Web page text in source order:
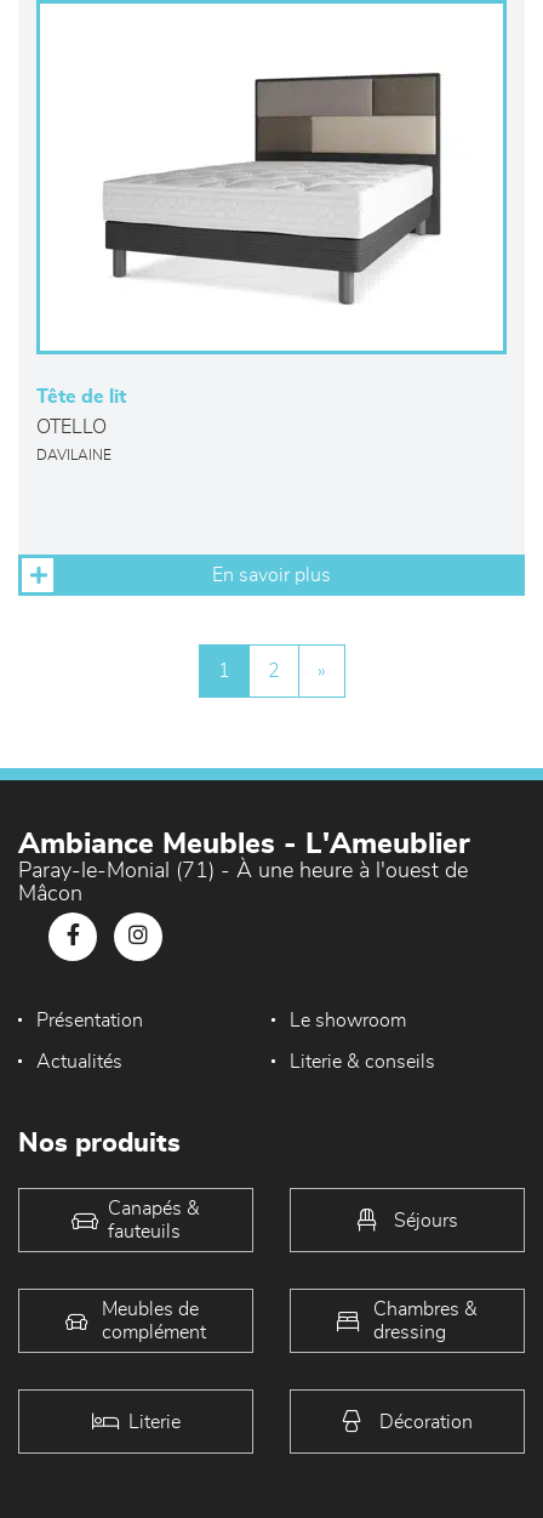
Tête de lit
OTELLO
DAVILAINE
En savoir plus
1 2 »
Ambiance Meubles - L'Ameublier
Paray-le-Monial (71) - À une heure à l'ouest de
Mâcon
Présentation Le showroom
Actualités Literie & conseils
Nos produits
Canapés &
fauteuils
Séjours
Meubles de
complément
Chambres &
dressing
Literie Décoration